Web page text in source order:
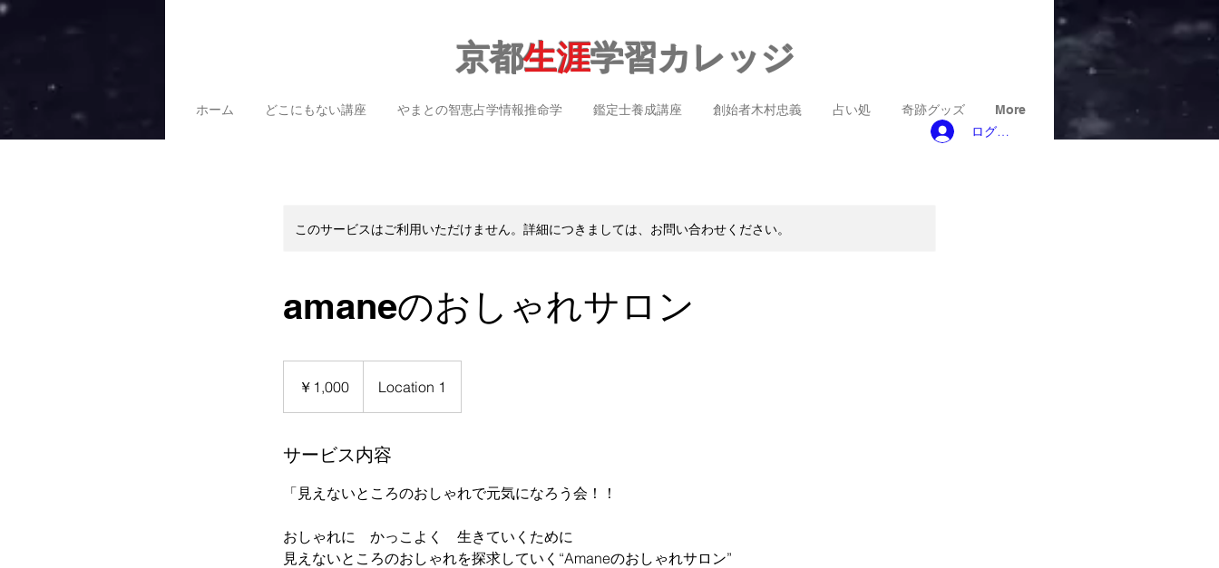
京都生涯学習カレッジ
ログイン
ホーム どこにもない講座 やまとの智恵占学情報推命学 鑑定士養成講座 創始者木村忠義 占い処 奇跡グッズ More
このサービスはご利用いただけません。詳細につきましては、お問い合わせください。
amaneのおしゃれサロン
￥1,000 Location 1
サービス内容
「見えないところのおしゃれで元気になろう会！！
おしゃれに かっこよく 生きていくために
見えないところのおしゃれを探求していく“Amaneのおしゃれサロン”